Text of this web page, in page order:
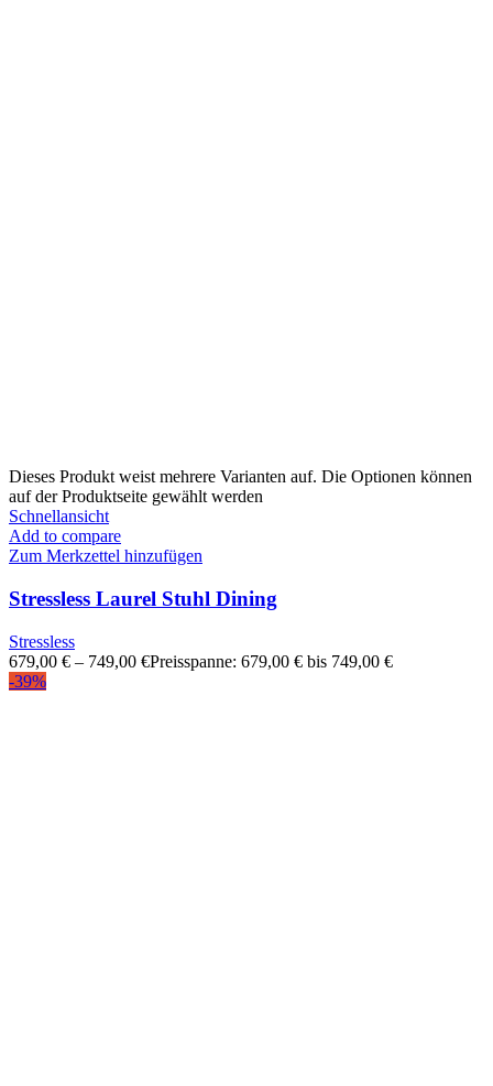
Dieses Produkt weist mehrere Varianten auf. Die Optionen können
auf der Produktseite gewählt werden
Schnellansicht
Add to compare
Zum Merkzettel hinzufügen
Stressless Laurel Stuhl Dining
Stressless
679,00 € – 749,00 €Preisspanne: 679,00 € bis 749,00 €
-39%